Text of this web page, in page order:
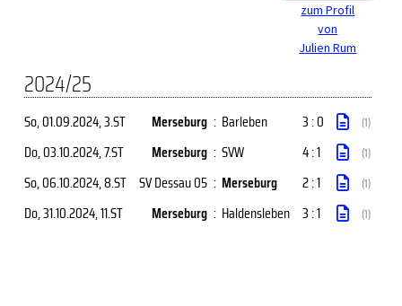
zum Profil
von
Julien Rum
2024/25
So, 01.09.2024, 3.ST Merseburg : Barleben 3 : 0 (1)
Do, 03.10.2024, 7.ST Merseburg : SVW 4 : 1 (1)
So, 06.10.2024, 8.ST SV Dessau 05 : Merseburg 2 : 1 (1)
Do, 31.10.2024, 11.ST Merseburg : Haldensleben 3 : 1 (1)